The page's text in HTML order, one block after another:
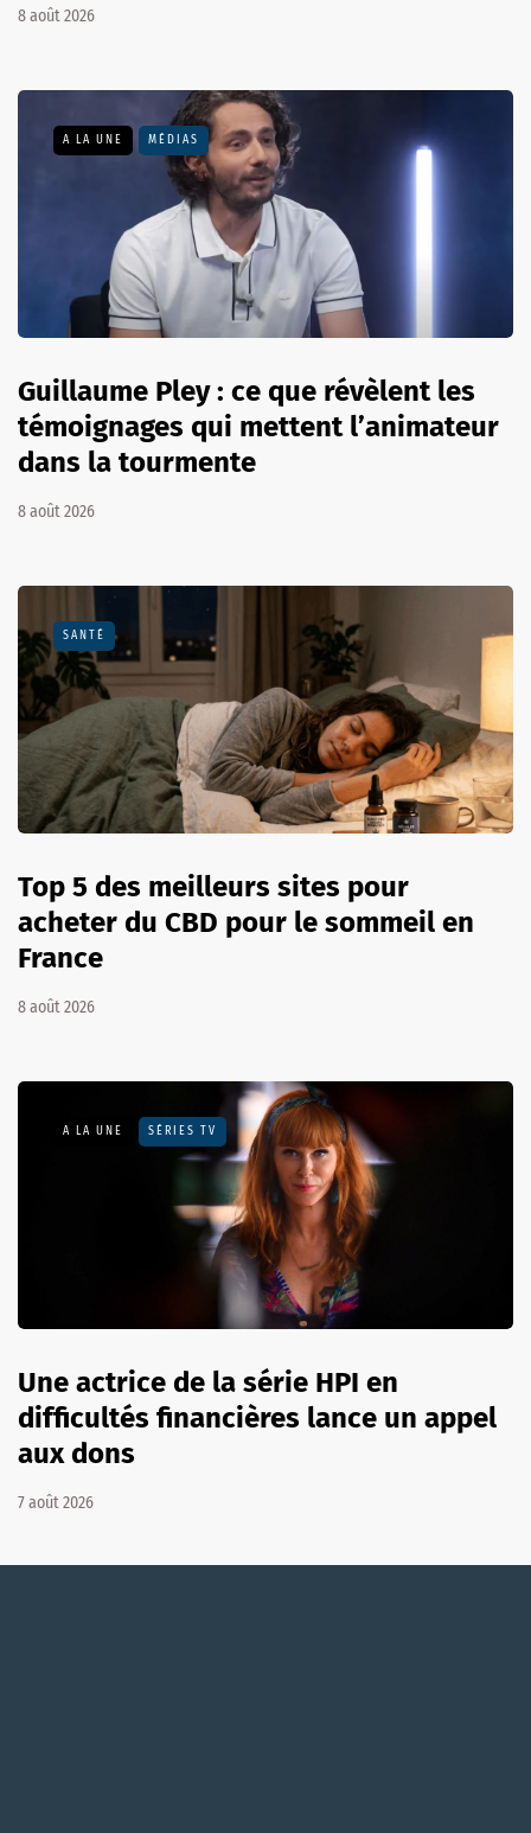
8 août 2026
A LA UNE MÉDIAS
Guillaume Pley : ce que révèlent les
témoignages qui mettent l’animateur
dans la tourmente
8 août 2026
SANTÉ
Top 5 des meilleurs sites pour
acheter du CBD pour le sommeil en
France
8 août 2026
A LA UNE SÉRIES TV
Une actrice de la série HPI en
difficultés financières lance un appel
aux dons
7 août 2026